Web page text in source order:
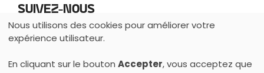
Suivez-nous
Utilisation
données
Nous utilisons des cookies pour améliorer votre
expérience utilisateur.
En cliquant sur le bouton Accepter, vous acceptez que